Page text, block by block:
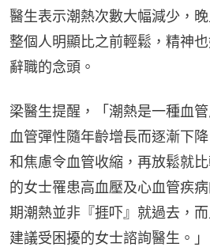
醫生表示潮熱次數大幅減少，
整個人明顯比之前輕鬆，精神
辭職的念頭。
梁醫生提醒，「潮熱是一種血
血管彈性隨年齡增長而逐漸下
和焦慮令血管收縮，再放鬆就
的女士罹患高血壓及心血管疾
期潮熱並非『捱吓』就過去，
建議受困擾的女士諮詢醫生。」